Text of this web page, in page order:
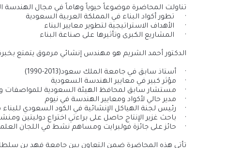
تناولت المحاضرة موضوعاً حيوياً وهاماً في مجال الهندسة
·
تطور أكواد البناء في المملكة العربية السعودية
·
الأهداف الاستراتيجية لتطوير معايير البناء
·
المشاريع الكبرى وتأثيرها على صناعة البناء
الدكتور أحمد الشريم هو مهندس إنشائي مرموق يتمتع
· أستاذ سابق في جامعة الملك سعود(1990-2013)
·
مؤثر كبير في معايير الهندسة السعودية
·
مستشار سابق لمحافظ الهيئة السعودية للمواصفات
·
مدير حالي لأكواد ومعايير الهندسة في نيوم
·
رئيس لجنة الهياكل الإنشائية في الكود السعودي للبناء منذ
·
باحث غزير الإنتاج حاصل على براءتي اختراع دوليتين
·
حائز على جائزة فولبرايت ومساهم نشط في اللجان
تأتي هذه المحاضرة ضمن التعاون بين جامعة فهد بن